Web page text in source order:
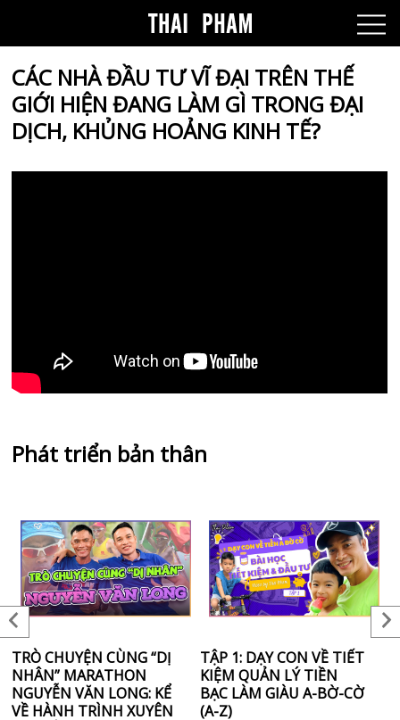
CÁC NHÀ ĐẦU TƯ VĨ ĐẠI TRÊN THẾ
GIỚI HIỆN ĐANG LÀM GÌ TRONG ĐẠI
DỊCH, KHỦNG HOẢNG KINH TẾ?
Phát triển bản thân
TRÒ CHUYỆN CÙNG “DỊ
NHÂN” MARATHON
NGUYỄN VĂN LONG: KỂ
VỀ HÀNH TRÌNH XUYÊN
TẬP 1: DẠY CON VỀ TIẾT
KIỆM QUẢN LÝ TIỀN
BẠC LÀM GIÀU A-BỜ-CỜ
(A-Z)